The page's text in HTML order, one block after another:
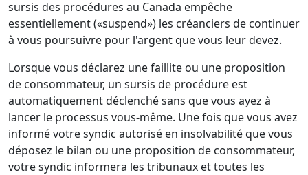
sursis des procédures au Canada empêche
essentiellement («suspend») les créanciers de continuer
à vous poursuivre pour l'argent que vous leur devez.
Lorsque vous déclarez une faillite ou une proposition
de consommateur, un sursis de procédure est
automatiquement déclenché sans que vous ayez à
lancer le processus vous-même. Une fois que vous avez
informé votre syndic autorisé en insolvabilité que vous
déposez le bilan ou une proposition de consommateur,
votre syndic informera les tribunaux et toutes les